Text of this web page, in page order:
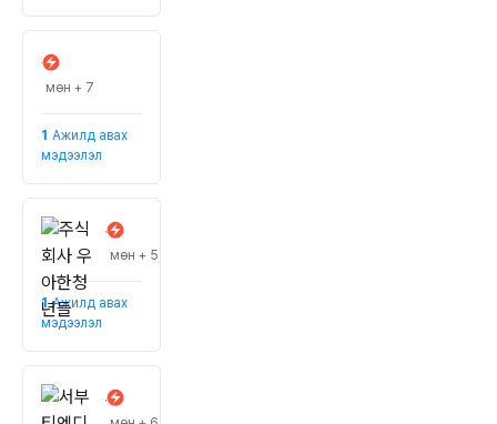
청평물류주식회사
#хуваарилалт
мөн + 7
1 Ажилд авах
мэдээлэл
주식회사 우아한청년들
#томоохон корпорациуд
мөн + 5
1 Ажилд авах
мэдээлэл
서부티엔디